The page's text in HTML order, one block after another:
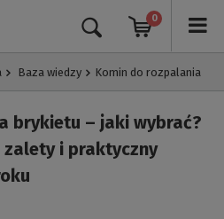
0
Baza wiedzy Komin do rozpalania
brykietu – jaki wybrać?
zalety i praktyczny